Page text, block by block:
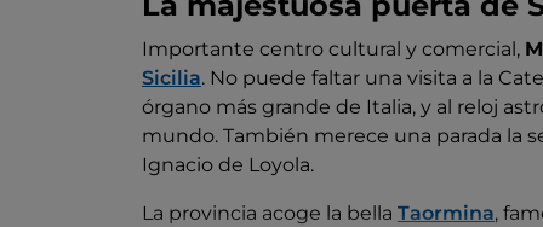
Importante centro cultural y comercial,
Sicilia. No puede faltar una visita a la
órgano más grande de Italia, y al reloj
mundo. También merece una parada la
Ignacio de Loyola.
La provincia acoge la bella Taormina,